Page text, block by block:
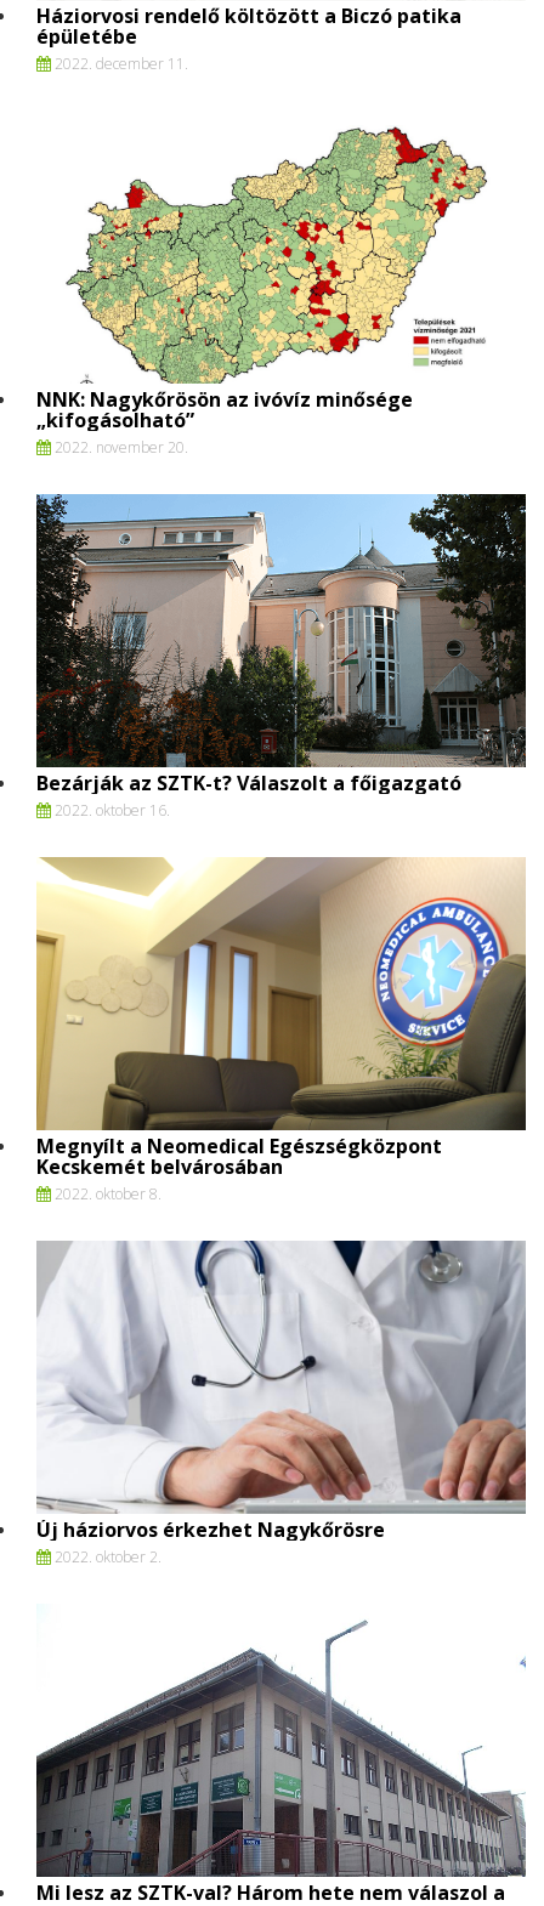
Háziorvosi rendelő költözött a Biczó patika
épületébe
2022. december 11.
NNK: Nagykőrösön az ivóvíz minősége
„kifogásolható”
2022. november 20.
Bezárják az SZTK-t? Válaszolt a főigazgató
2022. oktober 16.
Megnyílt a Neomedical Egészségközpont
Kecskemét belvárosában
2022. oktober 8.
Új háziorvos érkezhet Nagykőrösre
2022. oktober 2.
Mi lesz az SZTK-val? Három hete nem válaszol a